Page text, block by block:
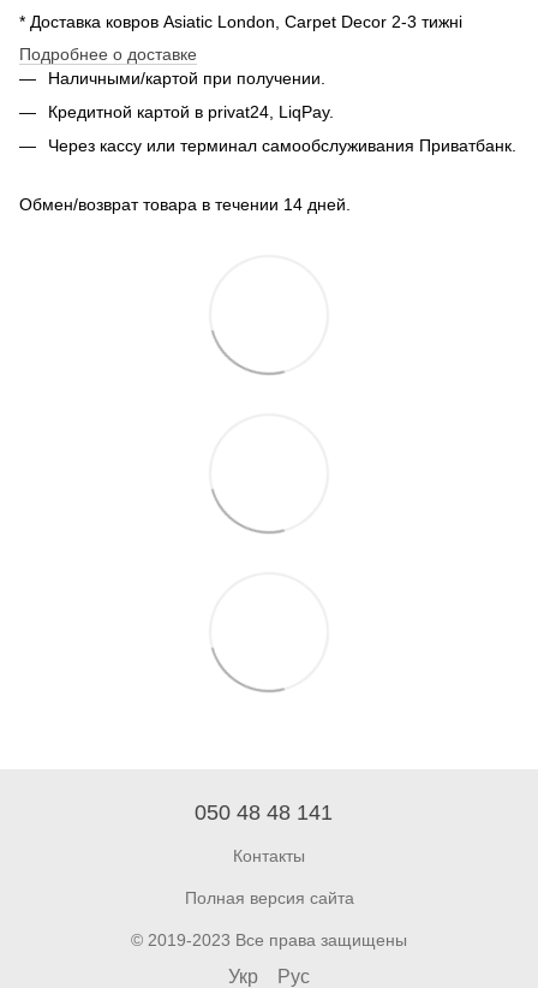
* Доставка ковров Asiatic London, Carpet Decor 2-3 тижні
Подробнее о доставке
Наличными/картой при получении.
Кредитной картой в privat24, LiqPay.
Через кассу или терминал самообслуживания Приватбанк.
Обмен/возврат товара в течении 14 дней.
050 48 48 141
Контакты
Полная версия сайта
© 2019-2023 Все права защищены
Укр Рус